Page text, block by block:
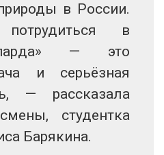
в России.
потрудиться в
— это
и серьёзная
— рассказала
студентка
Барякина.